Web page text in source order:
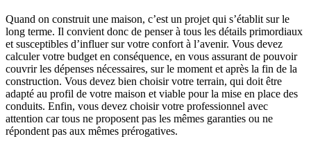
Quand on construit une maison, c’est un projet qui s’établit sur le
long terme. Il convient donc de penser à tous les détails primordiaux
et susceptibles d’influer sur votre confort à l’avenir. Vous devez
calculer votre budget en conséquence, en vous assurant de pouvoir
couvrir les dépenses nécessaires, sur le moment et après la fin de la
construction. Vous devez bien choisir votre terrain, qui doit être
adapté au profil de votre maison et viable pour la mise en place des
conduits. Enfin, vous devez choisir votre professionnel avec
attention car tous ne proposent pas les mêmes garanties ou ne
répondent pas aux mêmes prérogatives.